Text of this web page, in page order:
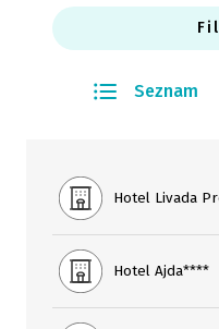
Seznam
Hotel Livada
Hotel Ajda****